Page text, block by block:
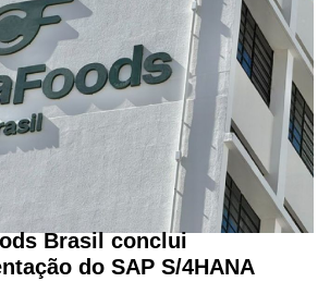
Brasil conclui
do SAP S/4HANA